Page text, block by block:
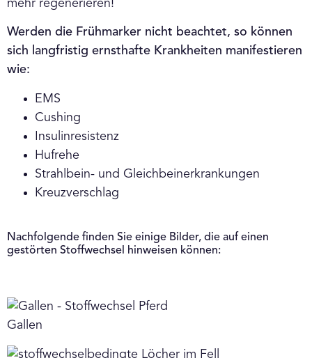
mehr regenerieren!
Werden die Frühmarker nicht beachtet, so können
sich langfristig ernsthafte Krankheiten manifestieren
wie:
EMS
Cushing
Insulinresistenz
Hufrehe
Strahlbein- und Gleichbeinerkrankungen
Kreuzverschlag
Nachfolgende finden Sie einige Bilder, die auf einen
gestörten Stoffwechsel hinweisen können:
Gallen